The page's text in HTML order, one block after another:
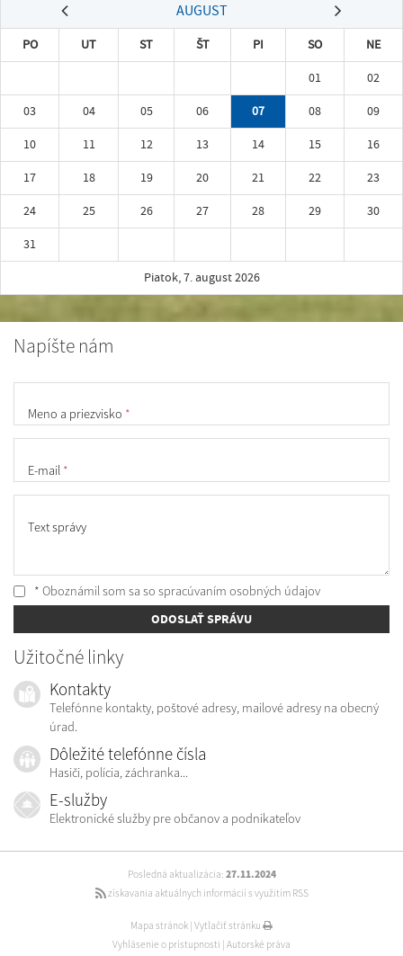
AUGUST
PO UT ST ŠT PI SO
NE
01
02
03
04 05 06 07 08
09
10
11 12 13 14 15
16
17
18 19 20 21 22
23
24
25 26 27 28 29
30
31
Piatok, 7. august 2026
Napíšte nám
Meno a priezvisko *
E-mail *
Text správy
* Oboznámil som sa so spracúvaním osobných údajov
ODOSLAŤ SPRÁVU
Užitočné linky
Kontakty
Telefónne kontakty, poštové adresy, mailové adresy na obecný
úrad.
Dôležité telefónne čísla
Hasiči, polícia, záchranka...
E-služby
Elektronické služby pre občanov a podnikateľov
Posledná aktualizácia: 27.11.2024
získavania aktuálnych informácií s využitím RSS
Mapa stránok Vytlačiť stránku
Vyhlásenie o prístupnosti Autorské práva